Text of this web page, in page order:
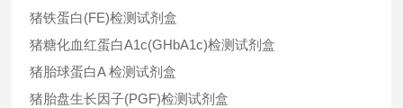
猪铁蛋白(FE)检测试剂盒
猪糖化血红蛋白A1c(GHbA1c)检测试剂盒
猪胎球蛋白A 检测试剂盒
猪胎盘生长因子(PGF)检测试剂盒